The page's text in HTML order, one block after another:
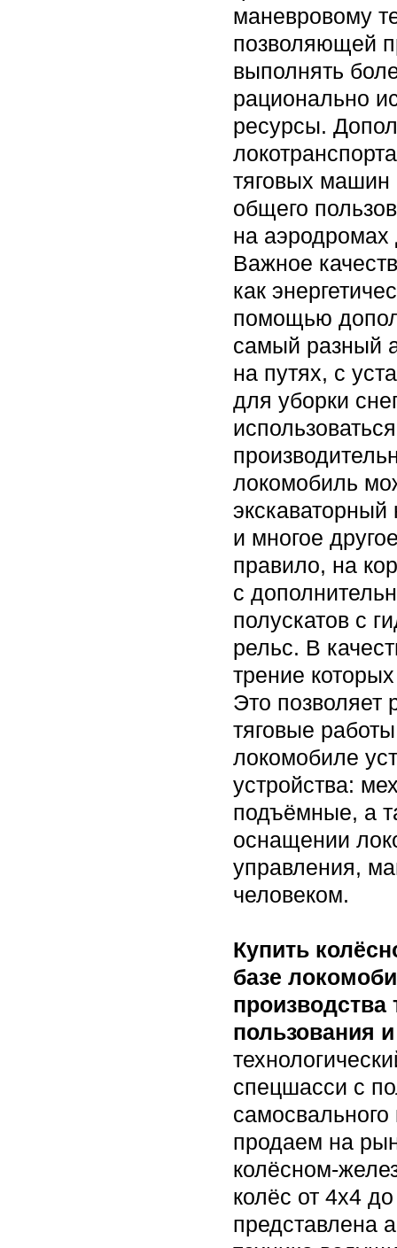
маневровому
позволяющей
выполнять
рационально
ресурсы.
тяговых машин
общего
на аэродромах
Важное
как
помощью
самый разный
на путях, с
для уборки
локомобиль
и многое
правило, на
с
полускатов с
рельс. В
трение
Это позволяет
тяговые
локомобиле
устройства:
подъёмные, а
оснащении
управления,
человеком.
Купить
базе
пользования
спецшасси с
продаем на
колёсном-
колёс от 4х4
представлена